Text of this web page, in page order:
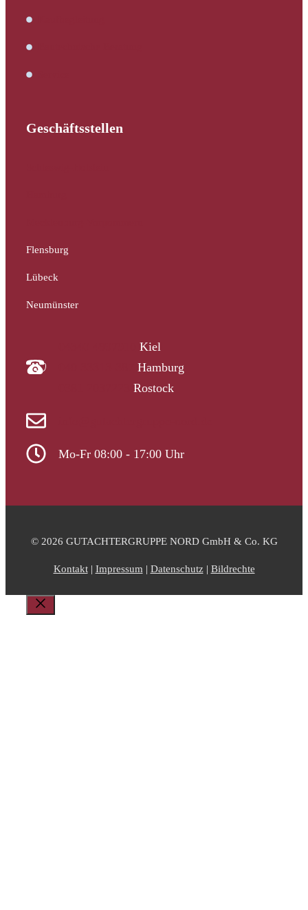
Geschäftsstellen
Flensburg
Lübeck
Neumünster
Kiel
Hamburg
Rostock
Mo-Fr 08:00 - 17:00 Uhr
© 2026 GUTACHTERGRUPPE NORD GmbH & Co. KG
Kontakt| Impressum | Datenschutz| Bildrechte
Schließen